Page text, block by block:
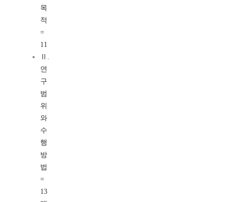
목
적
=
11
Ⅱ.
연
구
범
위
와
수
행
방
법
=
13